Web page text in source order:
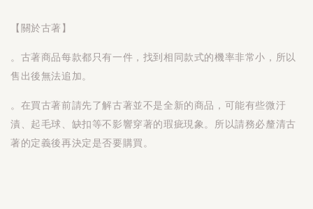
【關於古著】
。古著商品每款都只有一件，找到相同款式的機率非常小，所以
售出後無法追加。
。在買古著前請先了解古著並不是全新的商品，可能有些微汙
漬、起毛球、缺扣等不影響穿著的瑕疵現象。所以請務必釐清古
著的定義後再決定是否要購買。